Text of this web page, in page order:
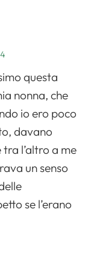
questa
nonna, che
io ero poco
davano
l’altro a me
un senso
se l’erano